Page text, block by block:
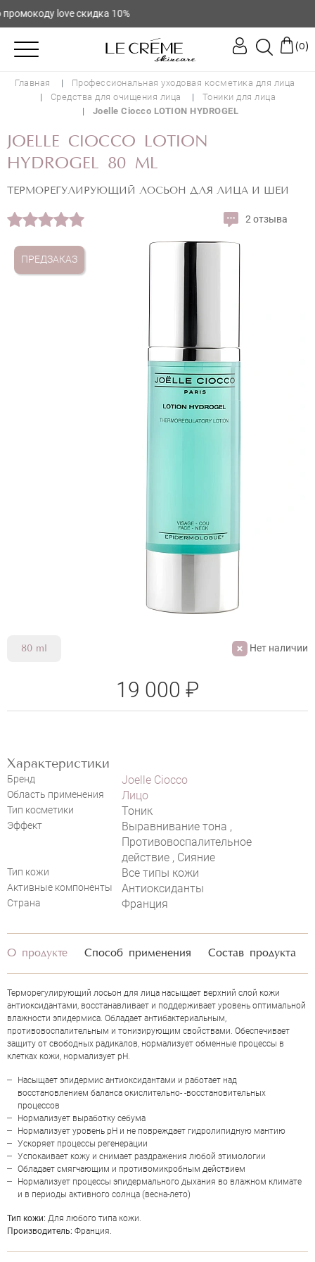
love скидка 10%
(0)
Главная
Профессиональная уходовая косметика для лица
Средства для очищения лица
Тоники для лица
Joelle Ciocco LOTION HYDROGEL
JOELLE CIOCCO LOTION
HYDROGEL 80 ML
ТЕРМОРЕГУЛИРУЮЩИЙ ЛОСЬОН ДЛЯ ЛИЦА И ШЕИ
2 отзыва
ПРЕДЗАКАЗ
JOELLE CIOCCO LOTION HYDROGEL
80 ml Нет наличии
Характеристики
Бренд Joelle Ciocco
Область применения Лицо
Тип косметики Тоник
Эффект
Выравнивание тона ,
Противовоспалительное
действие , Сияние
Тип кожи Все типы кожи
Активные компоненты Антиоксиданты
Страна Франция
19 000 ₽
НАПИСАТЬ ОТЗЫВ
О продукте Способ применения Состав продукта
Терморегулирующий лосьон для лица насыщает верхний слой кожи
антиоксидантами, восстанавливает и поддерживает уровень оптимальной
влажности эпидермиса. Обладает антибактериальным,
противовоспалительным и тонизирующим свойствами. Обеспечивает
защиту от свободных радикалов, нормализует обменные процессы в
клетках кожи, нормализует pН.
Насыщает эпидермис антиоксидантами и работает над
восстановлением баланса окислительно- -восстановительных
процессов
Нормализует выработку себума
Нормализует уровень pH и не повреждает гидролипидную мантию
Ускоряет процессы регенерации
Успокаивает кожу и снимает раздражения любой этимологии
Обладает смягчающим и противомикробным действием
Нормализует процессы эпидермального дыхания во влажном климате
и в периоды активного солнца (весна-лето)
Тип кожи: Для любого типа кожи.
Производитель: Франция.